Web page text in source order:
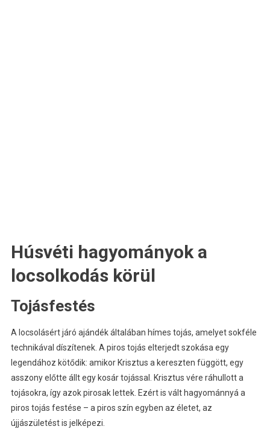
Húsvéti hagyományok a
locsolkodás körül
Tojásfestés
A locsolásért járó ajándék általában hímes tojás, amelyet sokféle
technikával díszítenek. A piros tojás elterjedt szokása egy
legendához kötődik: amikor Krisztus a kereszten függött, egy
asszony előtte állt egy kosár tojással. Krisztus vére ráhullott a
tojásokra, így azok pirosak lettek. Ezért is vált hagyománnyá a
piros tojás festése – a piros szín egyben az életet, az
újjászületést is jelképezi.